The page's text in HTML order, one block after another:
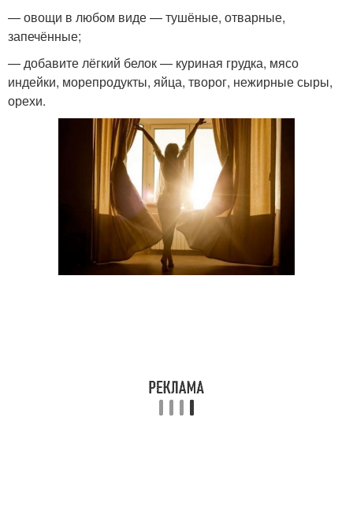
— овощи в любом виде — тушёные, отварные,
запечённые;
— добавите лёгкий белок — куриная грудка, мясо
индейки, морепродукты, яйца, творог, нежирные сыры,
орехи.